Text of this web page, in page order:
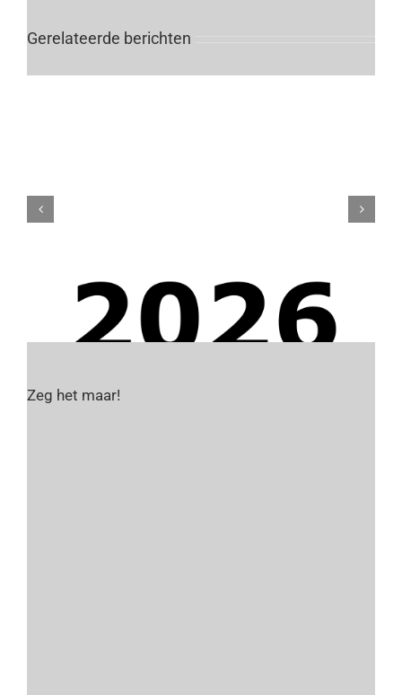
Gerelateerde berichten
Zeg het maar!